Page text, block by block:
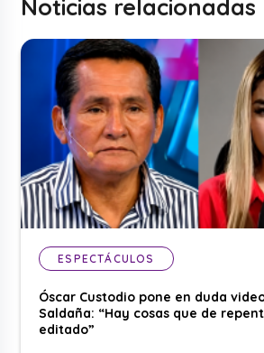
Noticias relacionadas
ESPECTÁCULOS
Óscar Custodio pone en duda
Saldaña: “Hay cosas que de
editado”